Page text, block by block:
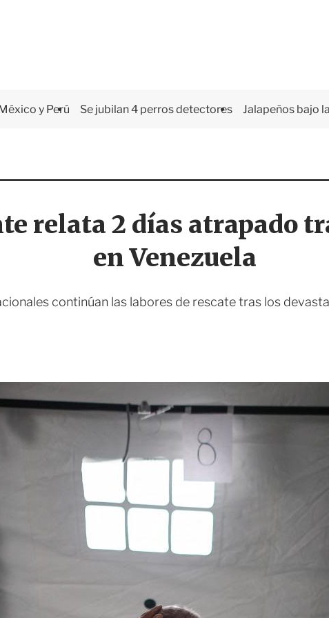
y Perú Se jubilan 4 perros detectores Jalapeños bajo
relata 2 días atrapado
en Venezuela
continúan las labores de rescate tras los